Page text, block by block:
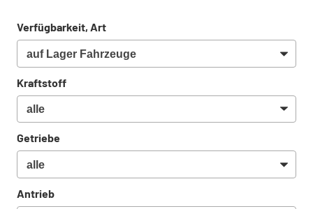
Verfügbarkeit, Art
Kraftstoff
Getriebe
Antrieb